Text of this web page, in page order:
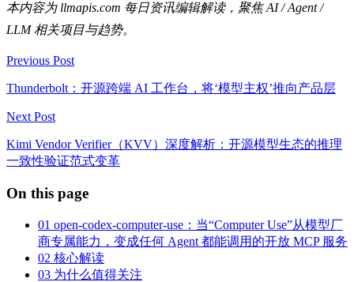
本内容为 llmapis.com 每日资讯编辑解读，聚焦 AI / Agent /
LLM 相关项目与趋势。
Previous Post
Thunderbolt：开源跨端 AI 工作台，将‘模型主权’推向产品层
Next Post
Kimi Vendor Verifier（KVV）深度解析：开源模型生态的推理
一致性验证范式变革
On this page
01 open-codex-computer-use：当“Computer Use”从模型厂
商专属能力，变成任何 Agent 都能调用的开放 MCP 服务
02 核心解读
03 为什么值得关注